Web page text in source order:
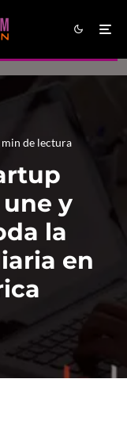
min de lectura
y
la
en